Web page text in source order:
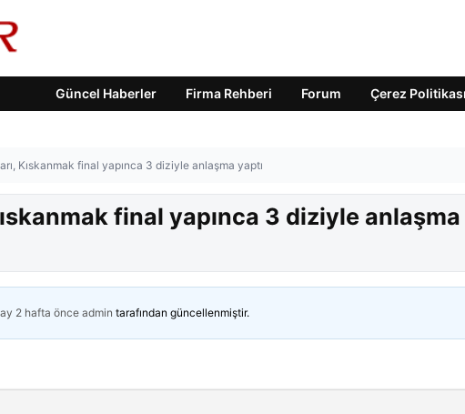
Güncel Haberler Firma Rehberi Forum Çerez Politikası
Kıskanmak final yapınca 3 diziyle anlaşma yaptı
final yapınca 3 diziyle anlaşma
2 hafta önceadmin tarafından güncellenmiştir.